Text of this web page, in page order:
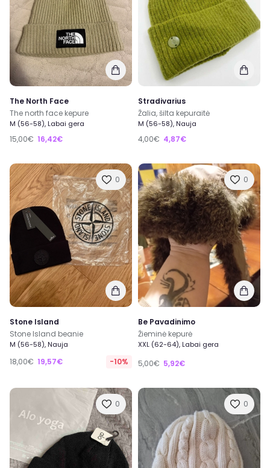
The North Face
The north face kepure
M (56-58), Labai gera
15,00€ 16,42€
Stradivarius
Žalia, šilta kepuraitė
M (56-58), Nauja
4,00€ 4,87€
0
Stone Island
Stone Island beanie
M (56-58), Nauja
18,00€ 19,57€ -10%
0
Be Pavadinimo
Žieminė kepurė
XXL (62-64), Labai gera
5,00€ 5,92€
0 0